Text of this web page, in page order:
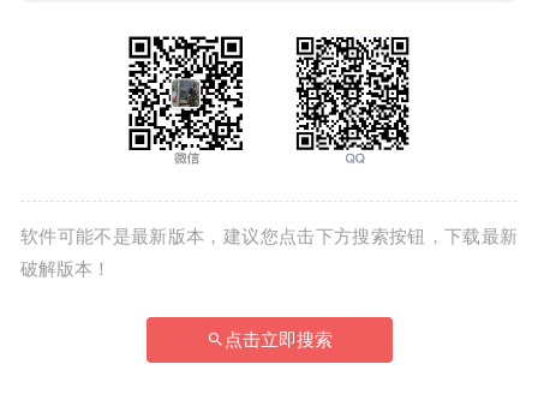
软件可能不是最新版本，建议您点击下方搜索按钮，下载最新
破解版本！
点击立即搜索